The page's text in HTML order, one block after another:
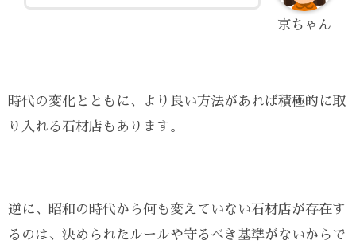
京ちゃん
時代の変化とともに、より良い方法があれば積極的に取
り入れる石材店もあります。
逆に、昭和の時代から何も変えていない石材店が存在す
るのは、決められたルールや守るべき基準がないからで